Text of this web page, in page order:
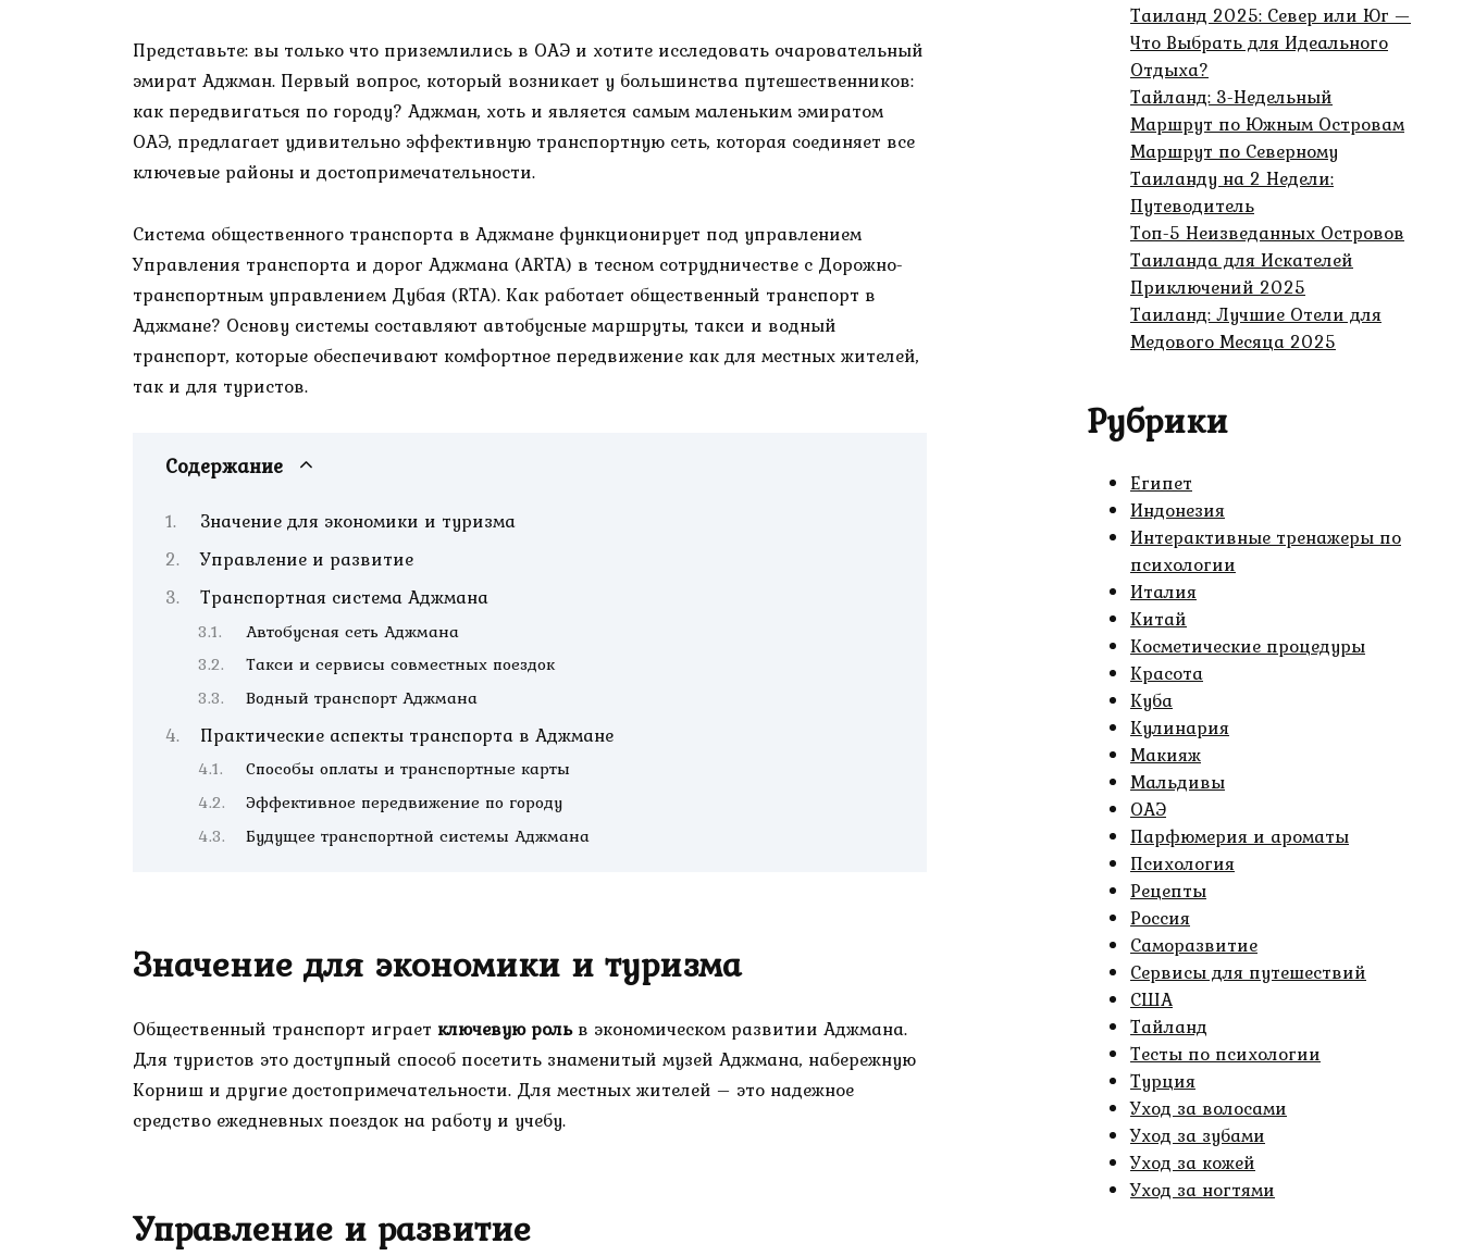
Представьте: вы только что приземлились в ОАЭ и хотите исследовать очаровательный
эмират Аджман. Первый вопрос, который возникает у большинства путешественников:
как передвигаться по городу? Аджман, хоть и является самым маленьким эмиратом
ОАЭ, предлагает удивительно эффективную транспортную сеть, которая соединяет все
ключевые районы и достопримечательности.
Система общественного транспорта в Аджмане функционирует под управлением
Управления транспорта и дорог Аджмана (ARTA) в тесном сотрудничестве с Дорожно-
транспортным управлением Дубая (RTA). Как работает общественный транспорт в
Аджмане? Основу системы составляют автобусные маршруты, такси и водный
транспорт, которые обеспечивают комфортное передвижение как для местных жителей,
так и для туристов.
Содержание
Значение для экономики и туризма
Управление и развитие
Транспортная система Аджмана
Автобусная сеть Аджмана
Такси и сервисы совместных поездок
Водный транспорт Аджмана
Практические аспекты транспорта в Аджмане
Способы оплаты и транспортные карты
Эффективное передвижение по городу
Будущее транспортной системы Аджмана
Значение для экономики и туризма
Общественный транспорт играет ключевую рольв экономическом развитии Аджмана.
Для туристов это доступный способ посетить знаменитый музей Аджмана, набережную
Корниш и другие достопримечательности. Для местных жителей – это надежное
средство ежедневных поездок на работу и учебу.
Управление и развитие
Таиланд 2025: Север или Юг —
Что Выбрать для Идеального
Отдыха?
Тайланд: 3-Недельный
Маршрут по Южным Островам
Маршрут по Северному
Таиланду на 2 Недели:
Путеводитель
Топ-5 Неизведанных Островов
Таиланда для Искателей
Приключений 2025
Таиланд: Лучшие Отели для
Медового Месяца 2025
Рубрики
Египет
Индонезия
Интерактивные тренажеры по
психологии
Италия
Китай
Косметические процедуры
Красота
Куба
Кулинария
Макияж
Мальдивы
ОАЭ
Парфюмерия и ароматы
Психология
Рецепты
Россия
Саморазвитие
Сервисы для путешествий
США
Тайланд
Тесты по психологии
Турция
Уход за волосами
Уход за зубами
Уход за кожей
Уход за ногтями